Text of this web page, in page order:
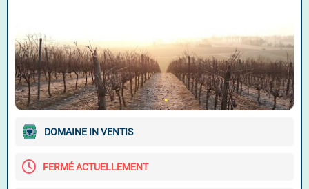
DOMAINE IN VENTIS
FERMÉ ACTUELLEMENT